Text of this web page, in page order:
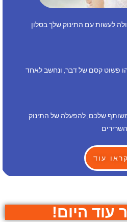
לעשות עם התינוק שלך בסלון
פשוט קסם של דבר, ונחשב לאחד
משותף שלכם, להפעלה של התינוק
עוד
עוד היום!